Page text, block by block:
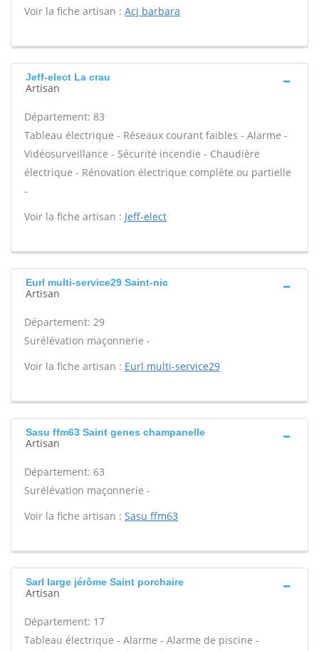
Voir la fiche artisan : Acj barbara
Jeff-elect La crau
Artisan
Département: 83
Tableau électrique - Réseaux courant faibles - Alarme -
Vidéosurveillance - Sécurité incendie - Chaudière
électrique - Rénovation électrique complète ou partielle
-
Voir la fiche artisan : Jeff-elect
Eurl multi-service29 Saint-nic
Artisan
Département: 29
Surélévation maçonnerie -
Voir la fiche artisan : Eurl multi-service29
Sasu ffm63 Saint genes champanelle
Artisan
Département: 63
Surélévation maçonnerie -
Voir la fiche artisan : Sasu ffm63
Sarl large jérôme Saint porchaire
Artisan
Département: 17
Tableau électrique - Alarme - Alarme de piscine -